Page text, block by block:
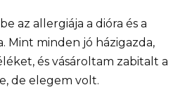
az allergiája a dióra és a
Mint minden jó házigazda,
és vásároltam zabitalt a
de elegem volt.